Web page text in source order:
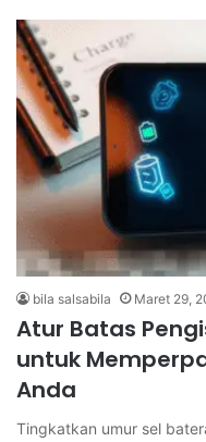
bila salsabila Maret 29,
Atur Batas
untuk
Anda
Tingkatkan umur sel